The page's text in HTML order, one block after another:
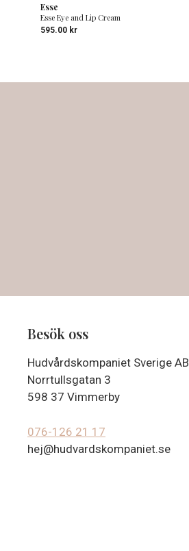
Esse
Esse Eye and Lip Cream
595.00 kr
Besök oss
Hudvårdskompaniet Sverige AB
Norrtullsgatan 3
598 37 Vimmerby
076-126 21 17
hej@hudvardskompaniet.se